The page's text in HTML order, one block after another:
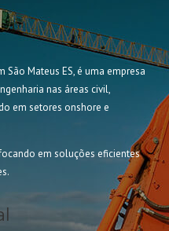
São Mateus ES, é uma empresa
nas áreas civil,
em setores onshore e
em soluções eficientes